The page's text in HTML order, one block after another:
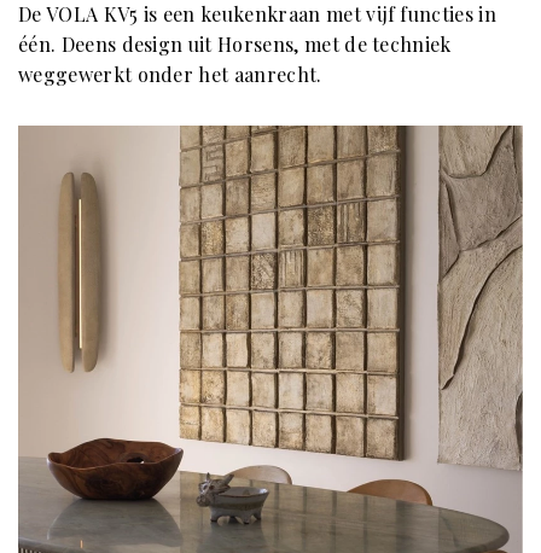
De VOLA KV5 is een keukenkraan met vijf functies in
één. Deens design uit Horsens, met de techniek
weggewerkt onder het aanrecht.